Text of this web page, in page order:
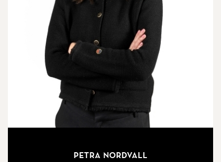
Läget på Studievägen är både lugnt och bekvämt,
med närhet till service, kommunikationer och
grönområden. Här bor du i en bostad som
kombinerar generösa ytor med smarta lösningar,
perfekt för dig som vill ha ett flexibelt och trivsamt
Vill du veta mer om denna bostad?
Kontakta ansvarig mäklare Dennis Hurtig på 072
för mer information!Petra Nordvall